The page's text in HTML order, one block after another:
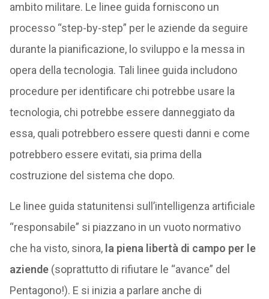
ambito militare. Le linee guida forniscono un
processo “step-by-step” per le aziende da seguire
durante la pianificazione, lo sviluppo e la messa in
opera della tecnologia. Tali linee guida includono
procedure per identificare chi potrebbe usare la
tecnologia, chi potrebbe essere danneggiato da
essa, quali potrebbero essere questi danni e come
potrebbero essere evitati, sia prima della
costruzione del sistema che dopo.
Le linee guida statunitensi sull’intelligenza artificiale
“responsabile” si piazzano in un vuoto normativo
che ha visto, sinora, la piena libertà di campo per le
aziende(soprattutto di rifiutare le “avance” del
Pentagono!). E si inizia a parlare anche di